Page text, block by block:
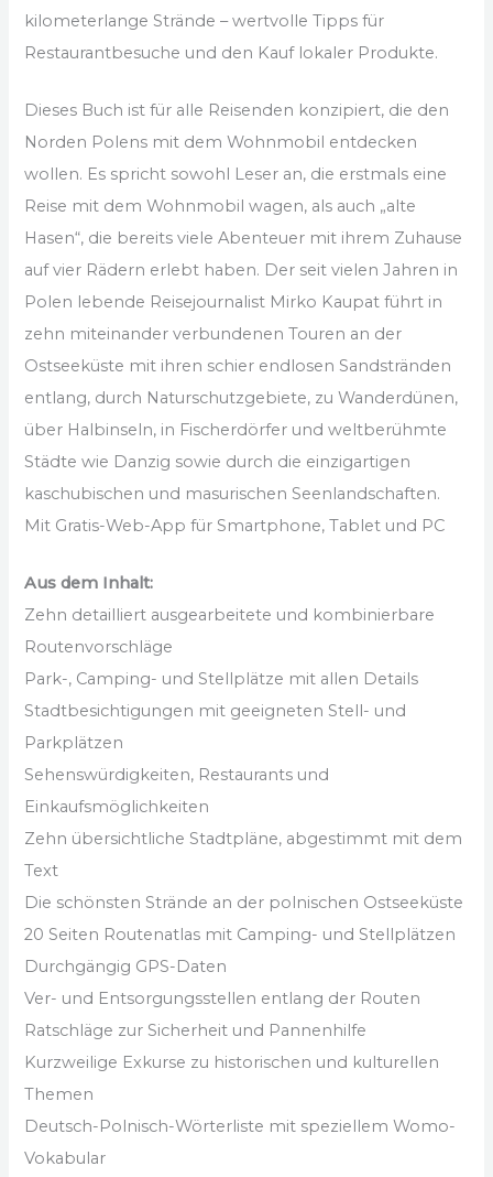
kilometerlange Strände – wertvolle Tipps für
Restaurantbesuche und den Kauf lokaler Produkte.
Dieses Buch ist für alle Reisenden konzipiert, die den
Norden Polens mit dem Wohnmobil entdecken
wollen. Es spricht sowohl Leser an, die erstmals eine
Reise mit dem Wohnmobil wagen, als auch „alte
Hasen“, die bereits viele Abenteuer mit ihrem Zuhause
auf vier Rädern erlebt haben. Der seit vielen Jahren in
Polen lebende Reisejournalist Mirko Kaupat führt in
zehn miteinander verbundenen Touren an der
Ostseeküste mit ihren schier endlosen Sandstränden
entlang, durch Naturschutzgebiete, zu Wanderdünen,
über Halbinseln, in Fischerdörfer und weltberühmte
Städte wie Danzig sowie durch die einzigartigen
kaschubischen und masurischen Seenlandschaften.
Mit Gratis-Web-App für Smartphone, Tablet und PC
Aus dem Inhalt:
Zehn detailliert ausgearbeitete und kombinierbare
Routenvorschläge
Park-, Camping- und Stellplätze mit allen Details
Stadtbesichtigungen mit geeigneten Stell- und
Parkplätzen
Sehenswürdigkeiten, Restaurants und
Einkaufsmöglichkeiten
Zehn übersichtliche Stadtpläne, abgestimmt mit dem
Text
Die schönsten Strände an der polnischen Ostseeküste
20 Seiten Routenatlas mit Camping- und Stellplätzen
Durchgängig GPS-Daten
Ver- und Entsorgungsstellen entlang der Routen
Ratschläge zur Sicherheit und Pannenhilfe
Kurzweilige Exkurse zu historischen und kulturellen
Themen
Deutsch-Polnisch-Wörterliste mit speziellem Womo-
Vokabular